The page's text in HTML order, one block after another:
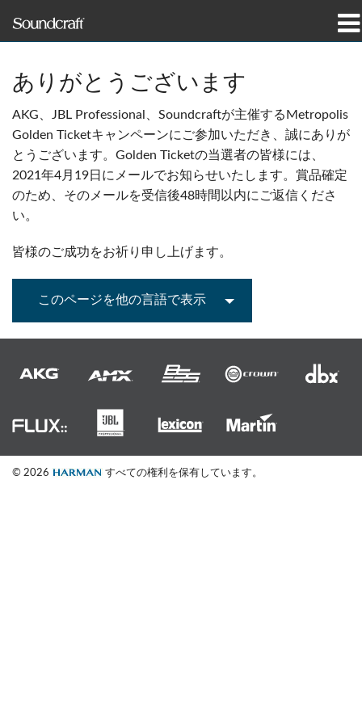
導入事例とニュース
購入先
トレーニング
サポート
当社の歴史
言語/地域
ありがとうございます
AKG、JBL Professional、Soundcraftが主催するMetropolis
Golden Ticketキャンペーンにご参加いただき、誠にありが
とうございます。Golden Ticketの当選者の皆様には、
2021年4月19日にメールでお知らせいたします。賞品確定
のため、そのメールを受信後48時間以内にご返信くださ
い。
皆様のご成功をお祈り申し上げます。
このページを他の言語で表示
© 2026 すべての権利を保有しています。